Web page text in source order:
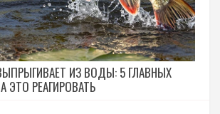
ИЗ ВОДЫ: 5 ГЛАВНЫХ
ЭТО РЕАГИРОВАТЬ